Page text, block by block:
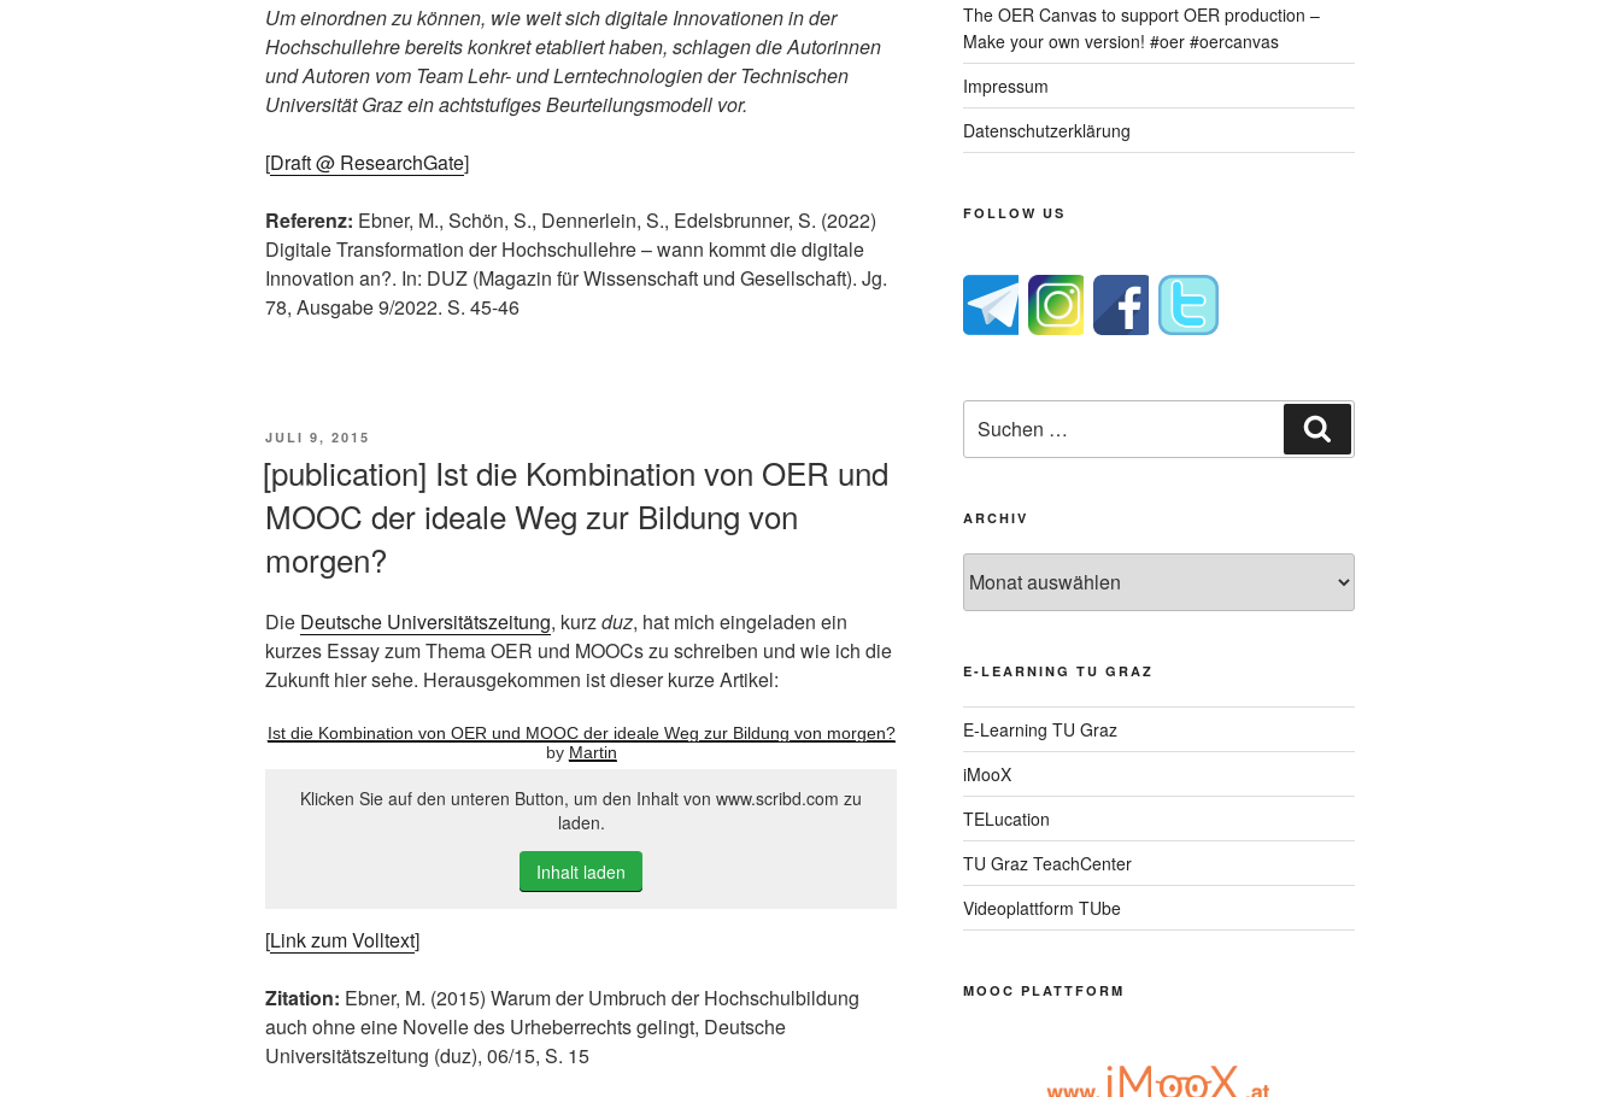
Um einordnen zu können, wie weit sich digitale Innovationen in der
Hochschullehre bereits konkret etabliert haben, schlagen die Autorinnen
und Autoren vom Team Lehr- und Lerntechnologien der Technischen
Universität Graz ein achtstufiges Beurteilungsmodell vor.
[Draft @ ResearchGate]
Referenz: Ebner, M., Schön, S., Dennerlein, S., Edelsbrunner, S. (2022)
Digitale Transformation der Hochschullehre – wann kommt die digitale
Innovation an?. In: DUZ (Magazin für Wissenschaft und Gesellschaft). Jg.
78, Ausgabe 9/2022. S. 45-46
VERÖFFENTLICHT
JULI 9, 2015
[publication] Ist die Kombination von OER und
MOOC der ideale Weg zur Bildung von
morgen?
Die Deutsche Universitätszeitung, kurzduz, hat mich eingeladen ein
kurzes Essay zum Thema OER und MOOCs zu schreiben und wie ich die
Zukunft hier sehe. Herausgekommen ist dieser kurze Artikel:
Ist die Kombination von OER und MOOC der ideale Weg zur Bildung von morgen?
by Martin
Klicken Sie auf den unteren Button, um den Inhalt von www.scribd.com zu
laden.
Inhalt laden
[Link zum Volltext]
Zitation: Ebner, M. (2015) Warum der Umbruch der Hochschulbildung
auch ohne eine Novelle des Urheberrechts gelingt, Deutsche
Universitätszeitung (duz), 06/15, S. 15
The OER Canvas to support OER production –
Make your own version! #oer #oercanvas
Impressum
Datenschutzerklärung
FOLLOW US
nach:
ARCHIV
E-LEARNING TU GRAZ
E-Learning TU Graz
iMooX
TELucation
TU Graz TeachCenter
Videoplattform TUbe
MOOC PLATTFORM